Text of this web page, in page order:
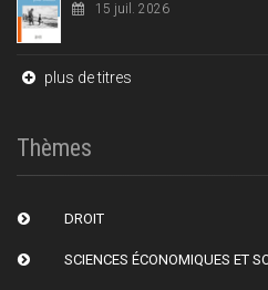
15 juil. 2026
plus de titres
Thèmes
DROIT
SCIENCES ÉCONOMIQUES ET